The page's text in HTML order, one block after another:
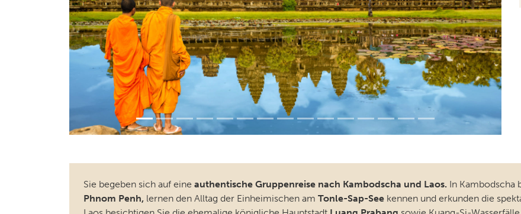
Sie begeben sich auf eine authentische Gruppenreise nach Kambodscha und Laos.
In Kambodscha
Phnom Penh,
lernen den Alltag der Einheimischen am Tonle-Sap-See kennen und erkunden die
Laos besichtigen Sie die ehemalige königliche Hauptstadt Luang Prabang sowie Kuang-Si-